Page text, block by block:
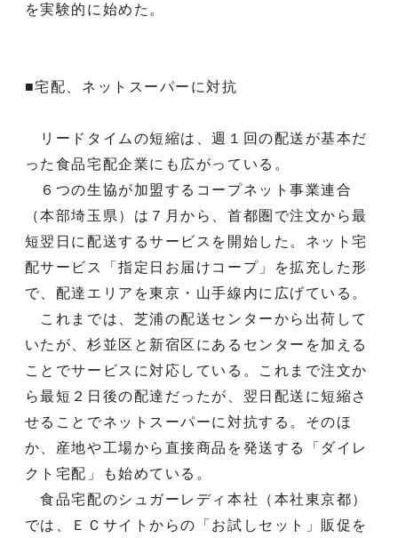
を実験的に始めた。
■宅配、ネットスーパーに対抗
リードタイムの短縮は、週１回の配送が基本だ
った食品宅配企業にも広がっている。
６つの生協が加盟するコープネット事業連合
（本部埼玉県）は７月から、首都圏で注文から最
短翌日に配送するサービスを開始した。ネット宅
配サービス「指定日お届けコープ」を拡充した形
で、配達エリアを東京・山手線内に広げている。
これまでは、芝浦の配送センターから出荷して
いたが、杉並区と新宿区にあるセンターを加える
ことでサービスに対応している。これまで注文か
ら最短２日後の配達だったが、翌日配送に短縮さ
せることでネットスーパーに対抗する。そのほ
か、産地や工場から直接商品を発送する「ダイレ
クト宅配」も始めている。
食品宅配のシュガーレディ本社（本社東京都）
では、ＥＣサイトからの「お試しセット」販促を